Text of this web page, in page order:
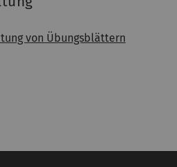
von Übungsblättern